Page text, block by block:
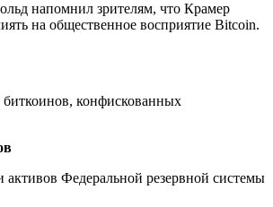
напомнил зрителям, что Крамер
на общественное восприятие Bitcoin.
конфискованных
Федеральной резервной системы